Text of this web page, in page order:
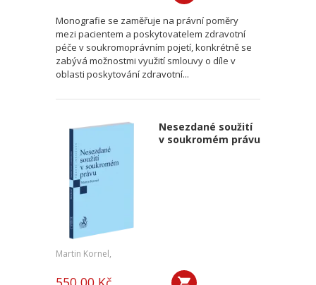
Monografie se zaměřuje na právní poměry
mezi pacientem a poskytovatelem zdravotní
péče v soukromoprávním pojetí, konkrétně se
zabývá možnostmi využití smlouvy o díle v
oblasti poskytování zdravotní...
Nesezdané soužití
v soukromém právu
Martin Kornel,